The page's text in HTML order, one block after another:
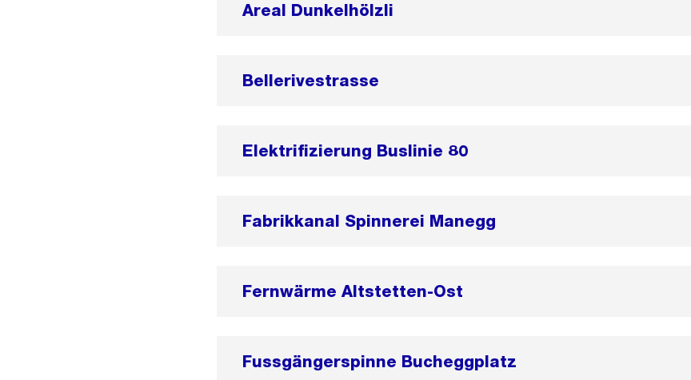
Areal Dunkelhölzli
Bellerivestrasse
Elektrifizierung Buslinie 80
Fabrikkanal Spinnerei Manegg
Fernwärme Altstetten-Ost
Fussgängerspinne Bucheggplatz